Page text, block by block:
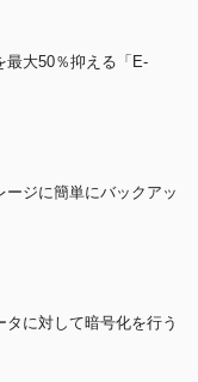
最大50％抑える「E-
ジに簡単にバックアッ
に対して暗号化を行う